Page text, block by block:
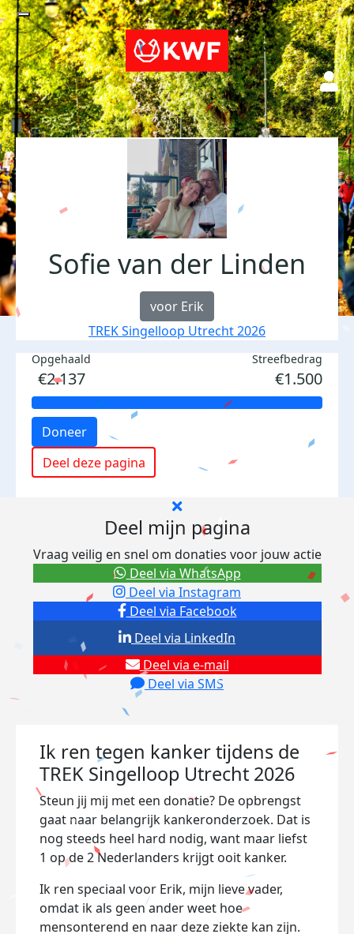
Sofie van der Linden
voor Erik
TREK Singelloop Utrecht 2026
Opgehaald
€2.137
Streefbedrag
€1.500
Doneer
Deel deze pagina
Deel mijn pagina
Vraag veilig en snel om donaties voor jouw actie
Deel via Facebook
Deel via Instagram
Deel via e-mail
Deel via SMS
Deel via LinkedIn
Deel via WhatsApp
Ik ren tegen kanker tijdens de
TREK Singelloop Utrecht 2026
Steun jij mij met een donatie? De opbrengst
gaat naar belangrijk kankeronderzoek. Dat is
nog steeds heel hard nodig, want maar liefst
1 op de 2 Nederlanders krijgt ooit kanker.
Ik ren speciaal voor Erik, mijn lieve vader,
omdat ik als geen ander weet hoe
mensonterend en naar deze ziekte kan zijn.